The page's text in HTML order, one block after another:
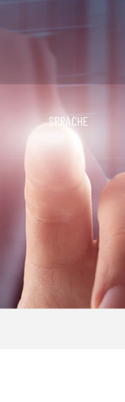
SPRACHE